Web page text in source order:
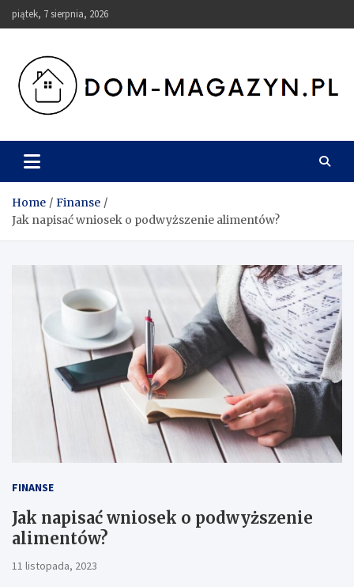
Skip
to
piątek, 7 sierpnia, 2026
Dom-Magazyn.pl
Home
Finanse
Jak napisać wniosek o podwyższenie alimentów?
FINANSE
Jak napisać wniosek o podwyższenie
alimentów?
11 listopada, 2023